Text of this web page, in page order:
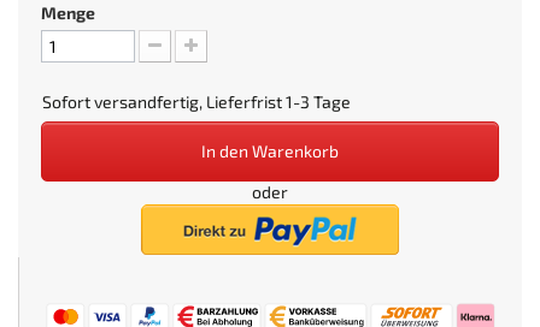
Menge
Sofort versandfertig, Lieferfrist 1-3 Tage
In den Warenkorb
oder